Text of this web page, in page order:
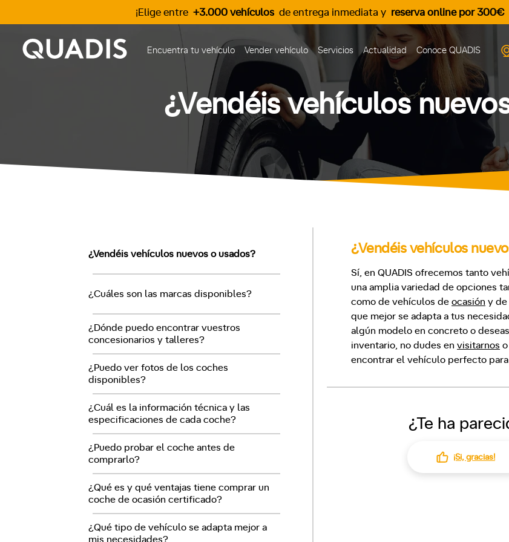
¡Elige entre +3.000 vehículos de entrega inmediata y reserva online por 300€
Encuentra tu vehículo Vender vehículo Servicios Actualidad Conoce QUADIS
¿Vendéis vehículos
¿Vendéis vehículos nuevos o usados?
¿Cuáles son las marcas disponibles?
¿Dónde puedo encontrar vuestros
concesionarios y talleres?
¿Puedo ver fotos de los coches
disponibles?
¿Cuál es la información técnica y las
especificaciones de cada coche?
¿Puedo probar el coche antes de
comprarlo?
¿Qué es y qué ventajas tiene comprar un
coche de ocasión certificado?
¿Qué tipo de vehículo se adapta mejor a
mis necesidades?
¿Vendéis vehículos
Sí, en QUADIS ofrecemos tanto
una amplia variedad de opciones
como de vehículos de ocasión y de
que mejor se adapta a tus
algún modelo en concreto o
inventario, no dudes en visitarnos o
encontrar el vehículo perfecto
¿Te ha
¡Si, gracias!